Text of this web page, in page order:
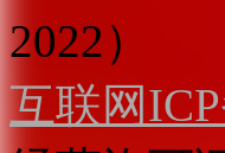
2022）
互联网